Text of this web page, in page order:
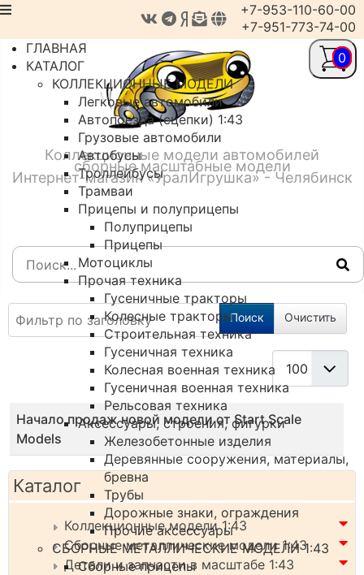
Коллекционные модели автомобилей
сборные масштабные модели
Интернет-магазин «УралИгрушка» - Челябинск
+7-953-110-60-00
+7-951-773-74-00
ГЛАВНАЯ
КАТАЛОГ
КОЛЛЕКЦИОННЫЕ МОДЕЛИ
Легковые автомобили
Автопоезда (сцепки) 1:43
Грузовые автомобили
Автобусы
Троллейбусы
Трамваи
Прицепы и полуприцепы
Полуприцепы
Прицепы
Мотоциклы
Прочая техника
Гусеничные тракторы
Колесные тракторы
Строительная техника
Гусеничная техника
Колесная военная техника
Гусеничная военная техника
Рельсовая техника
Аксессуары, строения, фигурки
Железобетонные изделия
Деревянные сооружения, материалы,
бревна
Трубы
Дорожные знаки, ограждения
Прочие аксессуары
СБОРНЫЕ МЕТАЛЛИЧЕСКИЕ МОДЕЛИ 1:43
Сборные прицепы
Фильтр по заголовку Поиск Очистить
Заголовок
Начало продаж новой модели от Start Scale
Models
Каталог
Коллекционные модели 1:43
Сборные металлические модели 1:43
Детали и запчасти в масштабе 1:43
0